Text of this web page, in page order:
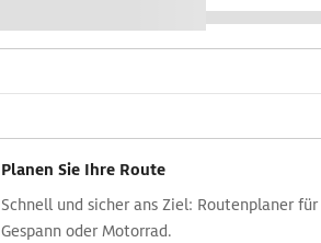
Planen Sie Ihre Route
Schnell und sicher ans Ziel: Routen­planer
Gespann oder Motorrad.